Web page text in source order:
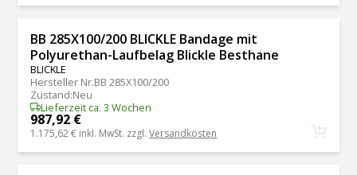
BB 285X100/200 BLICKLE Bandage mit
Polyurethan-Laufbelag Blickle Besthane
BLICKLE
Hersteller Nr.BB 285X100/200
Zustand:Neu
Lieferzeit ca. 3 Wochen
987,92 €
1.175,62 € inkl. MwSt. zzgl.Versandkosten